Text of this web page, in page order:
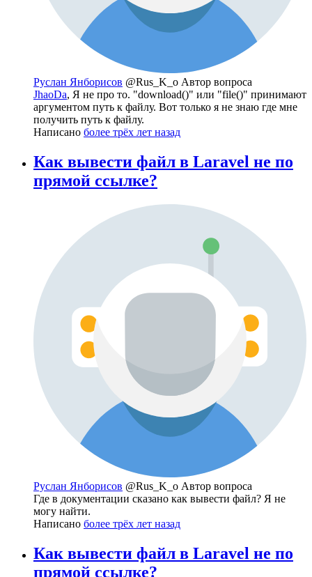
Руслан Янборисов @Rus_K_o Автор вопроса
JhaoDa, Я не про то. "download()" или "file()" принимают
аргументом путь к файлу. Вот только я не знаю где мне
получить путь к файлу.
Написано более трёх лет назад
Как вывести файл в Laravel не по
прямой ссылке?
Руслан Янборисов @Rus_K_o Автор вопроса
Где в документации сказано как вывести файл? Я не
могу найти.
Написано более трёх лет назад
Как вывести файл в Laravel не по
прямой ссылке?